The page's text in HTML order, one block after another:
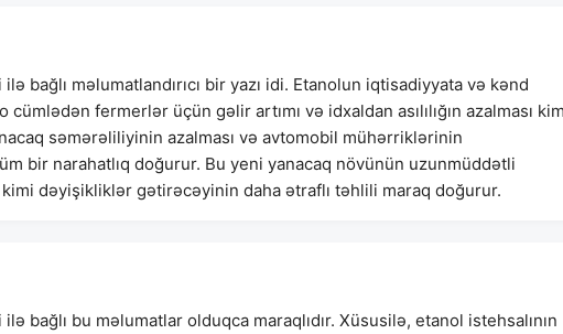
bağlı məlumatlandırıcı bir yazı idi. Etanolun iqtisadiyyata və kənd
fermerlər üçün gəlir artımı və idxaldan asılılığın azalması
səmərəliliyinin azalması və avtomobil mühərriklərinin
bir narahatlıq doğurur. Bu yeni yanacaq növünün uzunmüddətli
dəyişikliklər gətirəcəyinin daha ətraflı təhlili maraq doğurur.
bağlı bu məlumatlar olduqca maraqlıdır. Xüsusilə, etanol istehsalının